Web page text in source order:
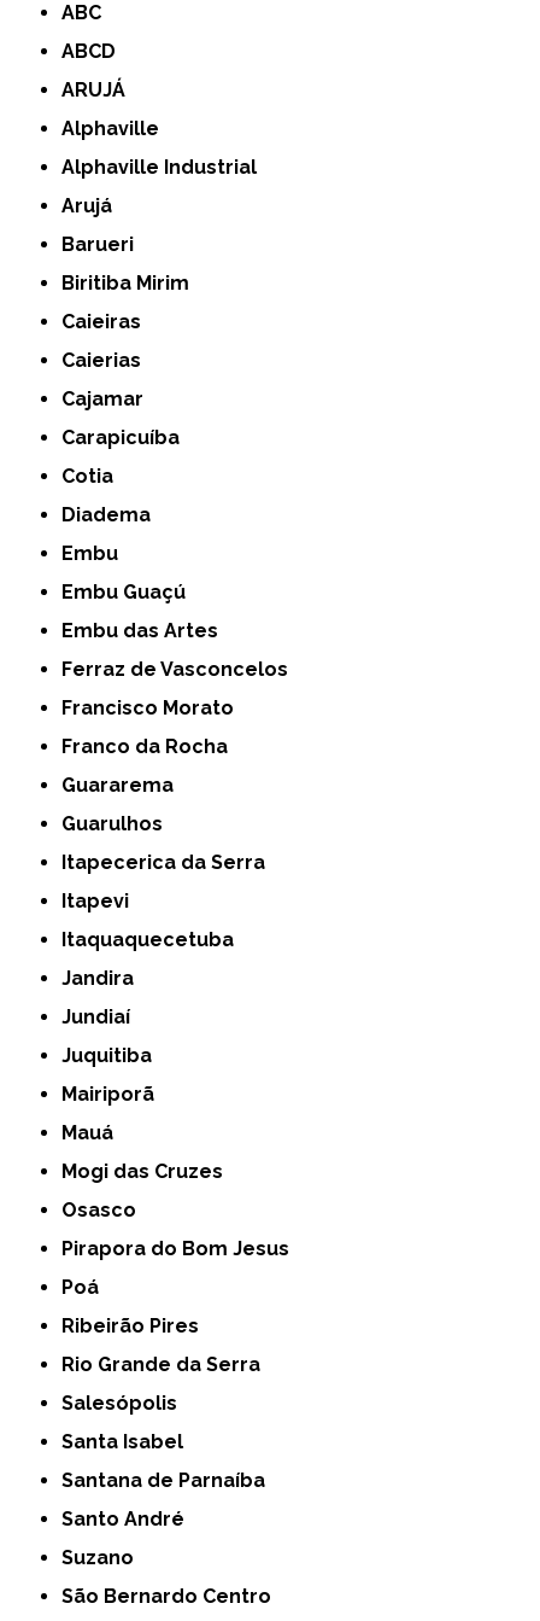
ABC
ABCD
ARUJÁ
Alphaville
Alphaville Industrial
Arujá
Barueri
Biritiba Mirim
Caieiras
Caierias
Cajamar
Carapicuíba
Cotia
Diadema
Embu
Embu Guaçú
Embu das Artes
Ferraz de Vasconcelos
Francisco Morato
Franco da Rocha
Guararema
Guarulhos
Itapecerica da Serra
Itapevi
Itaquaquecetuba
Jandira
Jundiaí
Juquitiba
Mairiporã
Mauá
Mogi das Cruzes
Osasco
Pirapora do Bom Jesus
Poá
Ribeirão Pires
Rio Grande da Serra
Salesópolis
Santa Isabel
Santana de Parnaíba
Santo André
Suzano
São Bernardo Centro